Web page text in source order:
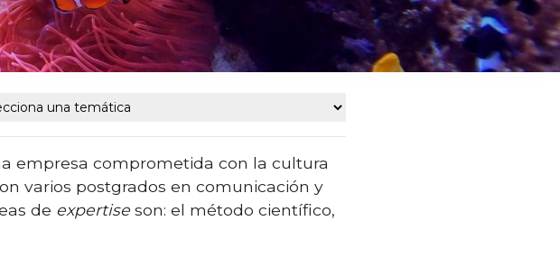
empresa comprometida con la cultura
varios postgrados en comunicación y
de expertise son: el método científico,